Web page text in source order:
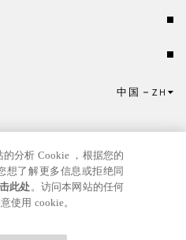
中国 ZH
分析 Cookie ，根据您的
想了解更多信息或拒绝同
此处。访问本网站的任何
使用 cookie。